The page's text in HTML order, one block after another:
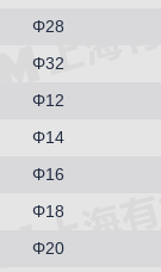
Φ28
Φ32
Φ12
Φ14
Φ16
Φ18
Φ20